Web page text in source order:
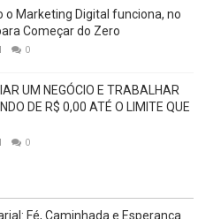
o Marketing Digital funciona, no
Começar do Zero
0
UM NEGÓCIO E TRABALHAR
DE R$ 0,00 ATÉ O LIMITE QUE
0
Fé, Caminhada e Esperança